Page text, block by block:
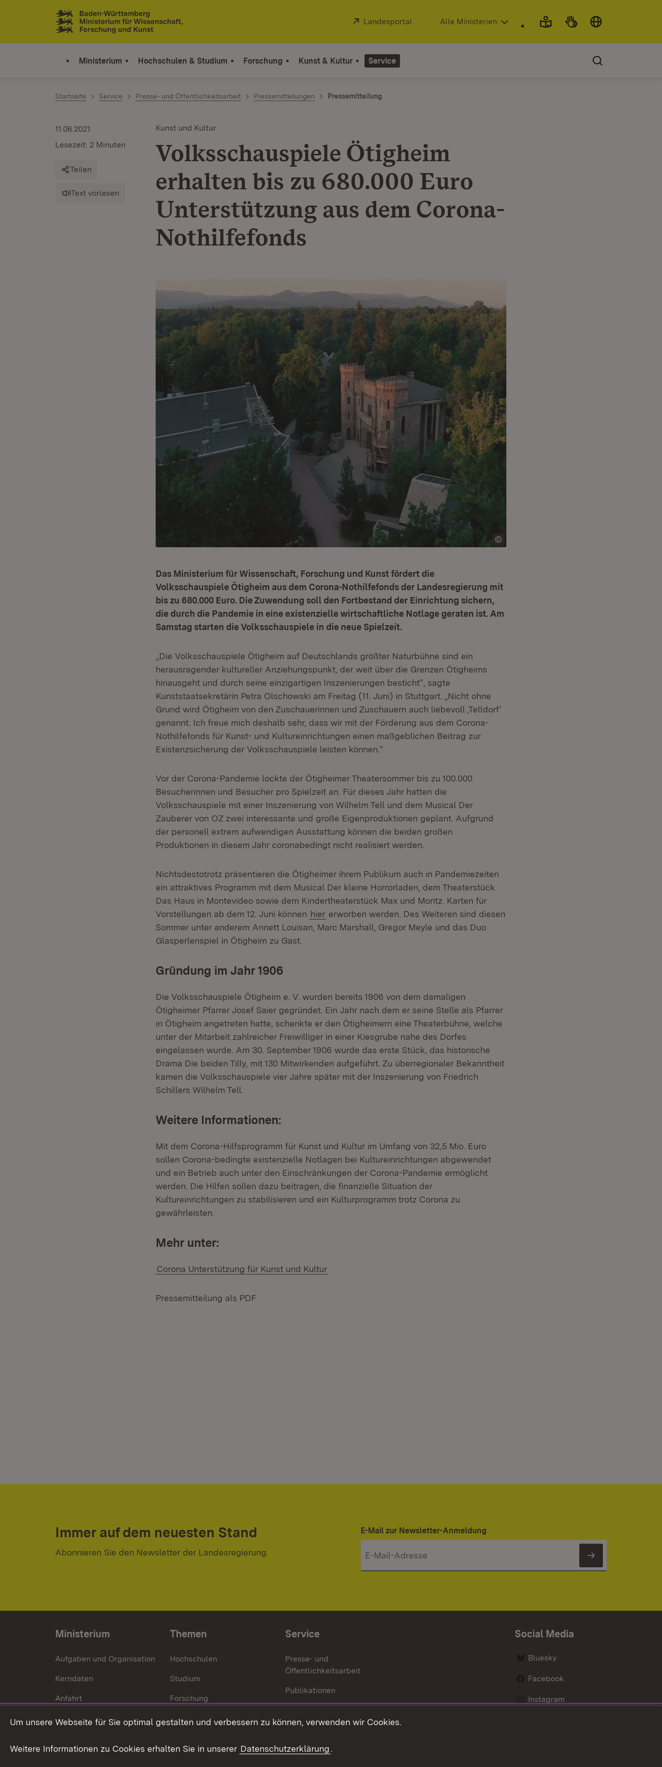
Zum Inhalt springen
Link zur Startseite
Extern:
Landesportal (Öffnet in neuem Fenster)
Alle Ministerien
Ministerium Hochschulen & Studium Forschung Kunst & Kultur Service
Startseite Service Presse- und Öffentlichkeitsarbeit Pressemitteilungen Pressemitteilung
Kunst und Kultur
Volksschauspiele Ötigheim
erhalten bis zu 680.000 Euro
Unterstützung aus dem Corona-
Nothilfefonds
11.06.2021
Lesezeit: 2 Minuten
Teilen
Text vorlesen
Das Ministerium für Wissenschaft, Forschung und Kunst fördert die
Volksschauspiele Ötigheim aus dem Corona-Nothilfefonds der Landesregierung mit
bis zu 680.000 Euro. Die Zuwendung soll den Fortbestand der Einrichtung sichern,
die durch die Pandemie in eine existenzielle wirtschaftliche Notlage geraten ist. Am
Samstag starten die Volksschauspiele in die neue Spielzeit.
„Die Volksschauspiele Ötigheim auf Deutschlands größter Naturbühne sind ein
herausragender kultureller Anziehungspunkt, der weit über die Grenzen Ötigheims
hinausgeht und durch seine einzigartigen Inszenierungen besticht“, sagte
Kunststaatsekretärin Petra Olschowski am Freitag (11. Juni) in Stuttgart. „Nicht ohne
Grund wird Ötigheim von den Zuschauerinnen und Zuschauern auch liebevoll ‚Telldorf‘
genannt. Ich freue mich deshalb sehr, dass wir mit der Förderung aus dem Corona-
Nothilfefonds für Kunst- und Kultureinrichtungen einen maßgeblichen Beitrag zur
Existenzsicherung der Volksschauspiele leisten können.“
Vor der Corona-Pandemie lockte der Ötigheimer Theatersommer bis zu 100.000
Besucherinnen und Besucher pro Spielzeit an. Für dieses Jahr hatten die
Volksschauspiele mit einer Inszenierung von Wilhelm Tell und dem Musical Der
Zauberer von OZ zwei interessante und große Eigenproduktionen geplant. Aufgrund
der personell extrem aufwendigen Ausstattung können die beiden großen
Produktionen in diesem Jahr coronabedingt nicht realisiert werden.
Nichtsdestotrotz präsentieren die Ötigheimer ihrem Publikum auch in Pandemiezeiten
ein attraktives Programm mit dem Musical Der kleine Horrorladen , dem Theaterstück
Das Haus in Montevideo sowie dem Kindertheaterstück Max und Moritz . Karten für
Vorstellungen ab dem 12. Juni können hier erworben werden. Des Weiteren sind diesen
Sommer unter anderem Annett Louisan, Marc Marshall, Gregor Meyle und das Duo
Glasperlenspiel in Ötigheim zu Gast.
Gründung im Jahr 1906
Die Volksschauspiele Ötigheim e. V. wurden bereits 1906 von dem damaligen
Ötigheimer Pfarrer Josef Saier gegründet. Ein Jahr nach dem er seine Stelle als Pfarrer
in Ötigheim angetreten hatte, schenkte er den Ötigheimern eine Theaterbühne, welche
unter der Mitarbeit zahlreicher Freiwilliger in einer Kiesgrube nahe des Dorfes
eingelassen wurde. Am 30. September 1906 wurde das erste Stück, das historische
Drama Die beiden Tilly, mit 130 Mitwirkenden aufgeführt. Zu überregionaler Bekanntheit
kamen die Volksschauspiele vier Jahre später mit der Inszenierung von Friedrich
Schillers Wilhelm Tell
Weitere Informationen:
Mit dem Corona-Hilfsprogramm für Kunst und Kultur im Umfang von 32,5 Mio. Euro
sollen Corona-bedingte existenzielle Notlagen bei Kultureinrichtungen abgewendet
und ein Betrieb auch unter den Einschränkungen der Corona-Pandemie ermöglicht
werden. Die Hilfen sollen dazu beitragen, die finanzielle Situation der
Kultureinrichtungen zu stabilisieren und ein Kulturprogramm trotz Corona zu
gewährleisten.
Mehr unter:
Corona Unterstützung für Kunst und Kultur
Pressemitteilung als PDF
Immer auf dem neuesten Stand
Abonnieren Sie den Newsletter der Landesregierung.
E-Mail zur Newsletter-Anmeldung
Newsletter
Ministerium
Aufgaben und Organisation
Kerndaten
Anfahrt
Themen
Hochschulen
Studium
Forschung
Internationales
Service
Presse- und
Öffentlichkeitsarbeit
Publikationen
Mediathek
Ausschreibungen
Social Media
Bluesky
Facebook
Instagram
Um unsere Webseite für Sie optimal gestalten und verbessern zu können, verwenden wir Cookies.
Weitere Informationen zu Cookies erhalten Sie in unserer Datenschutzerklärung.